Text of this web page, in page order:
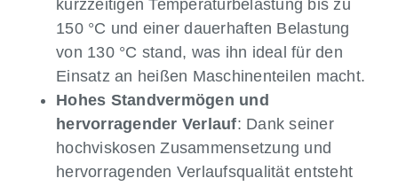
kurzzeitigen Temperaturbelastung bis zu
150 °C und einer dauerhaften Belastung
von 130 °C stand, was ihn ideal für den
Einsatz an heißen Maschinenteilen macht.
Hohes Standvermögen und
hervorragender Verlauf: Dank seiner
hochviskosen Zusammensetzung und
hervorragenden Verlaufsqualität entsteht